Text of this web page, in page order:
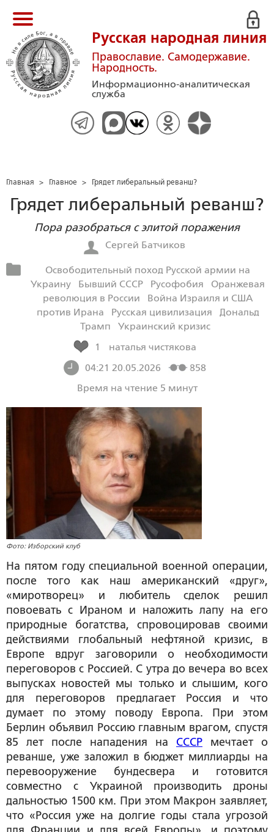
Русская народная линия
Православие. Самодержавие.
Народность.
Информационно-аналитическая
служба
Главная > Главное > Грядет либеральный реванш?
Грядет либеральный реванш?
Пора разобраться с элитой поражения
Сергей Батчиков
Освободительный поход Русской армии на
Украину
Бывший СССР Русофобия
Оранжевая
революция в России
Война Израиля и США
против Ирана
Русская цивилизация
Дональд
Трамп
Украинский кризис
1
наталья чистякова
04:21 20.05.2026
858
Время на чтение 5 минут
Фото: Изборский клуб
На пятом году специальной военной операции,
после того как наш американский «друг»,
«миротворец» и любитель сделок решил
повоевать с Ираном и наложить лапу на его
природные богатства, спровоцировав своими
действиями глобальный нефтяной кризис, в
Европе вдруг заговорили о необходимости
переговоров с Россией. С утра до вечера во всех
выпусках новостей мы только и слышим, кого
для переговоров предлагает Россия и что
думает по этому поводу Европа. При этом
Берлин объявил Россию главным врагом, спустя
85 лет после нападения на СССР мечтает о
реванше, уже заложил в бюджет миллиарды на
перевооружение бундесвера и готовится
совместно с Украиной производить дроны
дальностью 1500 км. При этом Макрон заявляет,
что «Россия уже на долгие годы стала угрозой